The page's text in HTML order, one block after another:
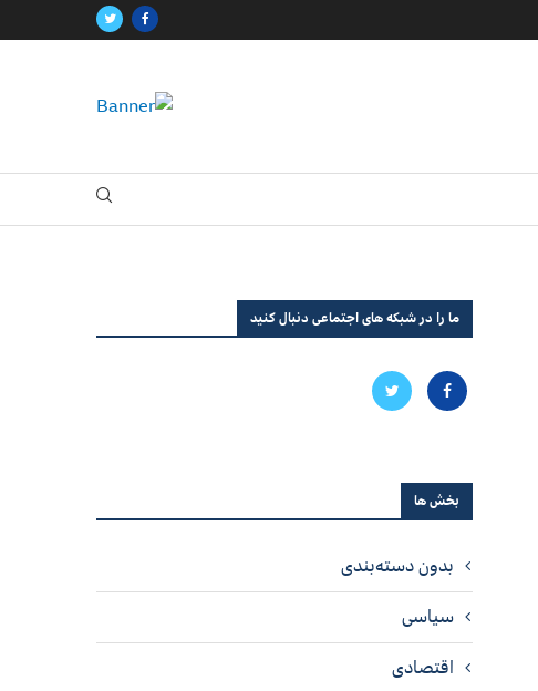
ما را در شبکه های اجتماعی دنبال کنید
بخش ها
بدون دسته‌بندی
سیاسی
اقتصادی